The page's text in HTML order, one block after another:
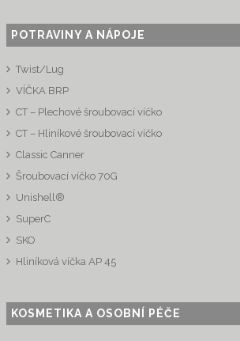
POTRAVINY A NÁPOJE
Twist/Lug
VÍČKA BRP
CT – Plechové šroubovací víčko
CT – Hliníkové šroubovací víčko
Classic Canner
Šroubovací víčko 70G
Unishell®
SuperC
SKO
Hliníková víčka AP 45
KOSMETIKA A OSOBNÍ PÉČE